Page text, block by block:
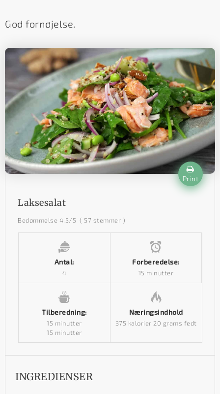
God fornøjelse.
Print
Laksesalat
Bedømmelse 4.5/5 ( 57 stemmer )
Antal:
4
Forberedelse:
15 minutter
Tilberedning:
15 minutter
15 minutter
Næringsindhold
375 kalorier 20 grams fedt
INGREDIENSER